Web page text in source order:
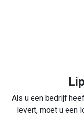
Als u een bedrijf
levert, moet u een